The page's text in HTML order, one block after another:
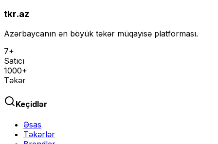
tkr.az
Azərbaycanın ən böyük təkər müqayisə platforması.
7+
Satıcı
1000+
Təkər
Keçidlər
Əsas
Təkərlər